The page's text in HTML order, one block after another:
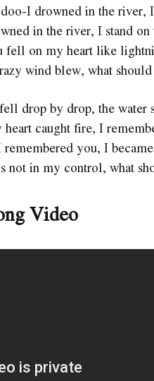
I drowned in the river, I
in the river, I stand on
fell on my heart like
wind blew, what
drop by drop, the water
heart caught fire, I
remembered you, I
not in my control, what
Video